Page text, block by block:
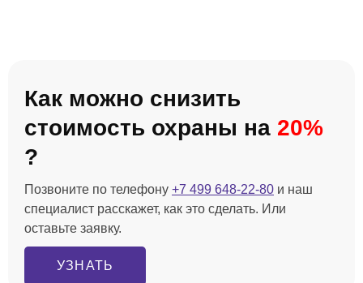
Как можно снизить
стоимость охраны на 20%
?
Позвоните по телефону +7 499 648-22-80 и наш
специалист расскажет, как это сделать. Или
оставьте заявку.
УЗНАТЬ